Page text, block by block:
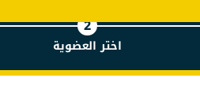
2
اختر العضوية